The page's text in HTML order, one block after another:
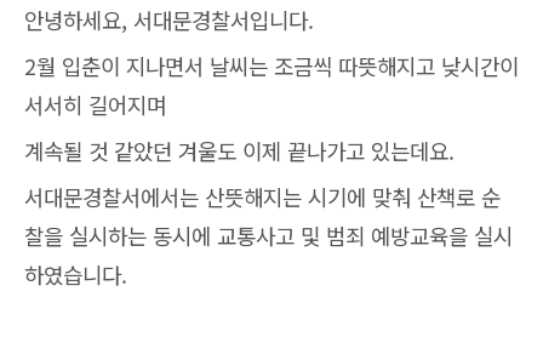
안녕하세요, 서대문경찰서입니다.
2월 입춘이 지나면서 날씨는 조금씩 따뜻해지고 낮시간이
서서히 길어지며
계속될 것 같았던 겨울도 이제 끝나가고 있는데요.
서대문경찰서에서는 산뜻해지는 시기에 맞춰 산책로 순
찰을 실시하는 동시에 교통사고 및 범죄 예방교육을 실시
하였습니다.